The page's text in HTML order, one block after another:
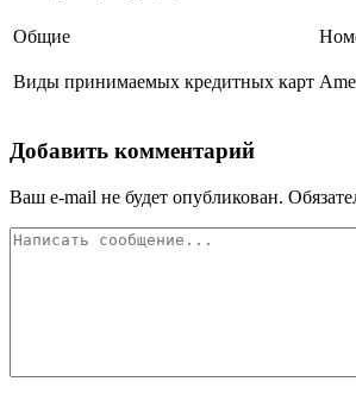
Общие
Виды принимаемых кредитных карт
Добавить комментарий
Ваш e-mail не будет опубликован.